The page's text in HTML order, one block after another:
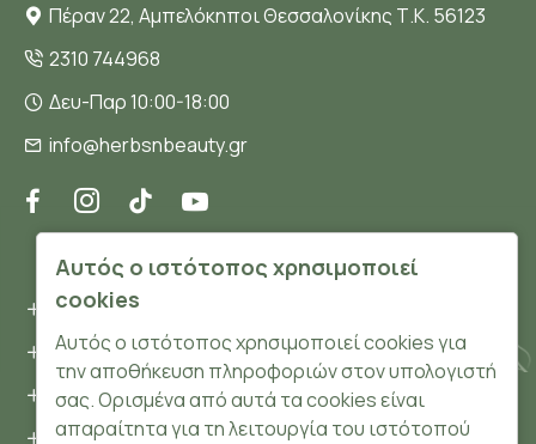
Πέραν 22, Αμπελόκηποι Θεσσαλονίκης Τ.Κ. 56123
2310 744968
Δευ-Παρ 10:00-18:00
info@herbsnbeauty.gr
ΠΛΗΡΟΦΟΡΊΕΣ
Όροι και συνθήκες
Προσωπικά δεδομένα
Ασφάλεια
Τρόποι Πληρωμής
Αυτός ο ιστότοπος χρησιμοποιεί
cookies
Αυτός ο ιστότοπος χρησιμοποιεί cookies για
την αποθήκευση πληροφοριών στον υπολογιστή
σας. Ορισμένα από αυτά τα cookies είναι
απαραίτητα για τη λειτουργία του ιστότοπού